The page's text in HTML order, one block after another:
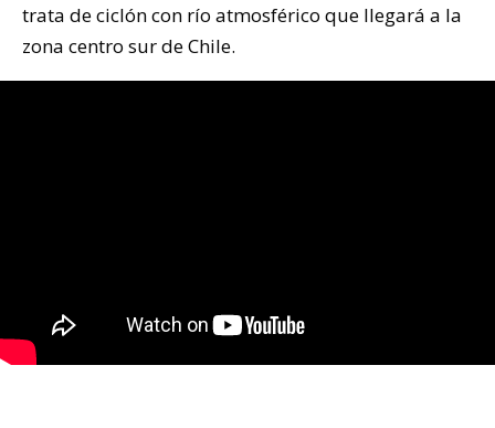
trata de ciclón con río atmosférico que llegará a la
zona centro sur de Chile.